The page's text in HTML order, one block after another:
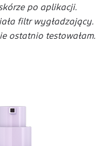
po aplikacji.
filtr wygładzający.
ostatnio testowałam.